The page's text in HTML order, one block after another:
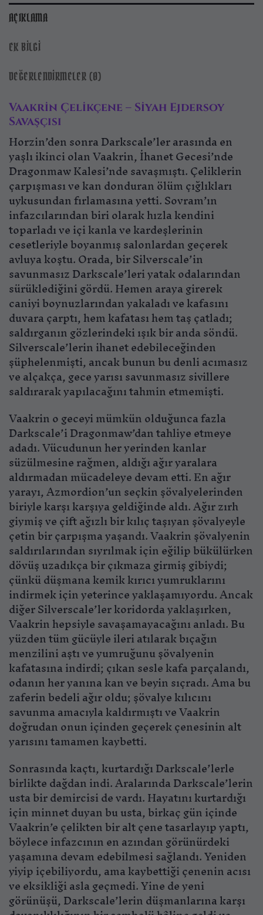
AÇIKLAMA
EK BILGI
DEĞERLENDIRMELER (0)
Vaakrin Çelikçene – Siyah Ejdersoy
Savaşçısı
Horzin’den sonra Darkscale’ler arasında en
yaşlı ikinci olan Vaakrin, İhanet Gecesi’nde
Dragonmaw Kalesi’nde savaşmıştı. Çeliklerin
çarpışması ve kan donduran ölüm çığlıkları
uykusundan fırlamasına yetti. Sovram’ın
infazcılarından biri olarak hızla kendini
toparladı ve içi kanla ve kardeşlerinin
cesetleriyle boyanmış salonlardan geçerek
avluya koştu. Orada, bir Silverscale’in
savunmasız Darkscale’leri yatak odalarından
sürüklediğini gördü. Hemen araya girerek
caniyi boynuzlarından yakaladı ve kafasını
duvara çarptı, hem kafatası hem taş çatladı;
saldırganın gözlerindeki ışık bir anda söndü.
Silverscale’lerin ihanet edebileceğinden
şüphelenmişti, ancak bunun bu denli acımasız
ve alçakça, gece yarısı savunmasız sivillere
saldırarak yapılacağını tahmin etmemişti.
Vaakrin o geceyi mümkün olduğunca fazla
Darkscale’i Dragonmaw’dan tahliye etmeye
adadı. Vücudunun her yerinden kanlar
süzülmesine rağmen, aldığı ağır yaralara
aldırmadan mücadeleye devam etti. En ağır
yarayı, Azmordion’un seçkin şövalyelerinden
biriyle karşı karşıya geldiğinde aldı. Ağır zırh
giymiş ve çift ağızlı bir kılıç taşıyan şövalyeyle
çetin bir çarpışma yaşandı. Vaakrin şövalyenin
saldırılarından sıyrılmak için eğilip bükülürken
dövüş uzadıkça bir çıkmaza girmiş gibiydi;
çünkü düşmana kemik kırıcı yumruklarını
indirmek için yeterince yaklaşamıyordu. Ancak
diğer Silverscale’ler koridorda yaklaşırken,
Vaakrin hepsiyle savaşamayacağını anladı. Bu
yüzden tüm gücüyle ileri atılarak bıçağın
menzilini aştı ve yumruğunu şövalyenin
kafatasına indirdi; çıkan sesle kafa parçalandı,
odanın her yanına kan ve beyin sıçradı. Ama bu
zaferin bedeli ağır oldu; şövalye kılıcını
savunma amacıyla kaldırmıştı ve Vaakrin
doğrudan onun içinden geçerek çenesinin alt
yarısını tamamen kaybetti.
Sonrasında kaçtı, kurtardığı Darkscale’lerle
birlikte dağdan indi. Aralarında Darkscale’lerin
usta bir demircisi de vardı. Hayatını kurtardığı
için minnet duyan bu usta, birkaç gün içinde
Vaakrin’e çelikten bir alt çene tasarlayıp yaptı,
böylece infazcının en azından görünürdeki
yaşamına devam edebilmesi sağlandı. Yeniden
yiyip içebiliyordu, ama kaybettiği çenenin acısı
ve eksikliği asla geçmedi. Yine de yeni
görünüşü, Darkscale’lerin düşmanlarına karşı